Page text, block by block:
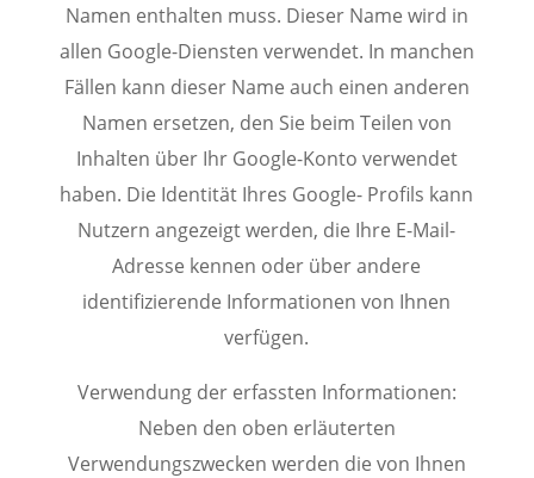
Namen enthalten muss. Dieser Name wird in
allen Google-Diensten verwendet. In manchen
Fällen kann dieser Name auch einen anderen
Namen ersetzen, den Sie beim Teilen von
Inhalten über Ihr Google-Konto verwendet
haben. Die Identität Ihres Google- Profils kann
Nutzern angezeigt werden, die Ihre E-Mail-
Adresse kennen oder über andere
identifizierende Informationen von Ihnen
verfügen.
Verwendung der erfassten Informationen:
Neben den oben erläuterten
Verwendungszwecken werden die von Ihnen